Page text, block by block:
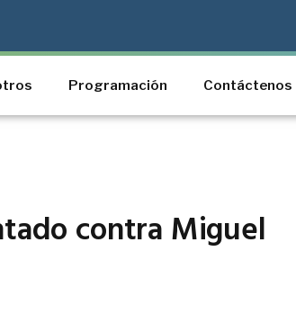
Programación Contáctenos
contra Miguel